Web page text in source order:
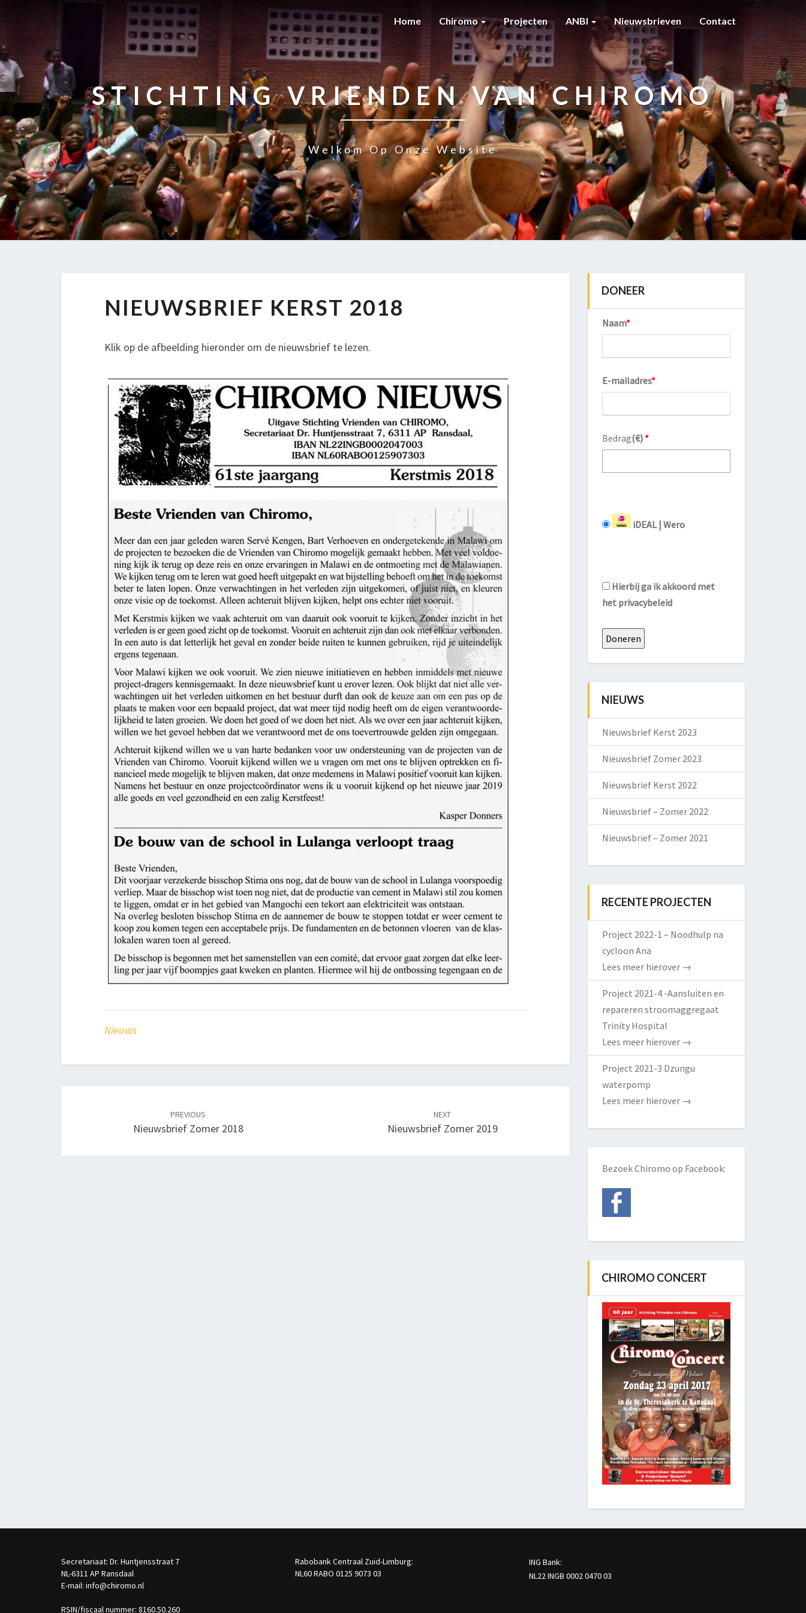
Home Chiromo Projecten ANBI Nieuwsbrieven Contact
STICHTING VRIENDEN VAN CHIROMO
Welkom Op Onze Website
KERST
NIEUWSBRIEF KERST 2018
Klik op de afbeelding hieronder om de nieuwsbrief te lezen.
Nieuws
PREVIOUS
Nieuwsbrief Zomer 2018
NEXT
Nieuwsbrief Zomer 2019
DONEER
Naam*
E-mailadres*
Bedrag(€) *
iDEAL | Wero
Hierbij ga ik akkoord met
het privacybeleid
NIEUWS
Nieuwsbrief Kerst 2023
Nieuwsbrief Zomer 2023
Nieuwsbrief Kerst 2022
Nieuwsbrief – Zomer 2022
Nieuwsbrief – Zomer 2021
RECENTE PROJECTEN
Project 2022-1 – Noodhulp na
cycloon Ana
Lees meer hierover →
Project 2021-4 -Aansluiten en
repareren stroomaggregaat
Trinity Hospital
Lees meer hierover →
Project 2021-3 Dzungu
waterpomp
Lees meer hierover →
Bezoek Chiromo op Facebook:
CHIROMO CONCERT
Secretariaat: Dr. Huntjensstraat 7
NL-6311 AP Ransdaal
E-mail: info@chiromo.nl
RSIN/fiscaal nummer: 8160.50.260
Rabobank Centraal Zuid-Limburg:
NL60 RABO 0125 9073 03
ING Bank:
NL22 INGB 0002 0470 03